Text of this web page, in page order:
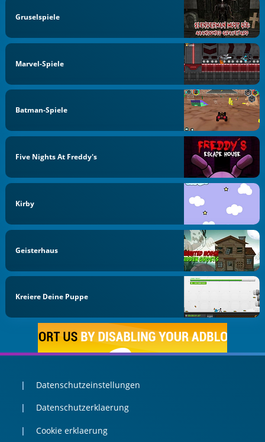
Gruselspiele
Marvel-Spiele
Batman-Spiele
Five Nights At Freddy's
Kirby
Geisterhaus
Kreiere Deine Puppe
Datenschutzeinstellungen
Datenschutzerklaerung
Cookie erklaerung